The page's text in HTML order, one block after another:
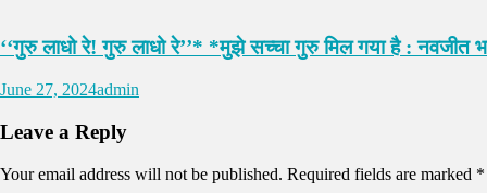
‘‘गुरु लाधो रे! गुरु लाधो रे’’* *मुझे सच्चा गुरु मिल गया है : नवजीत
June 27, 2024admin
Leave a Reply
Your email address will not be published. Required fields are marked *